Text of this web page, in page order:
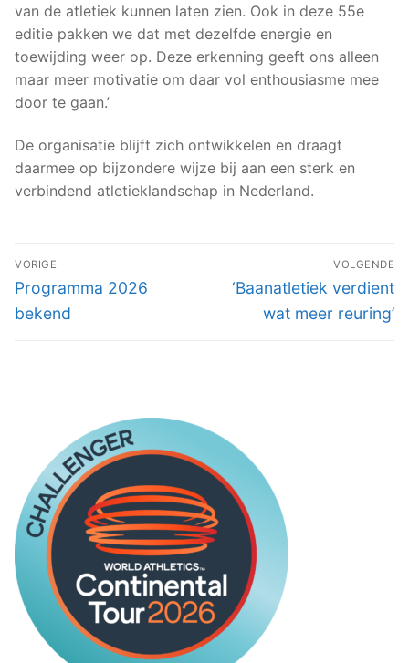
van de atletiek kunnen laten zien. Ook in deze 55e
editie pakken we dat met dezelfde energie en
toewijding weer op. Deze erkenning geeft ons alleen
maar meer motivatie om daar vol enthousiasme mee
door te gaan.’
De organisatie blijft zich ontwikkelen en draagt
daarmee op bijzondere wijze bij aan een sterk en
verbindend atletieklandschap in Nederland.
BERICHT
NAVIGATIE
VORIGE
Vorig
bericht:
Programma 2026
bekend
VOLGENDE
Volgend
bericht:
‘Baanatletiek verdient
wat meer reuring’